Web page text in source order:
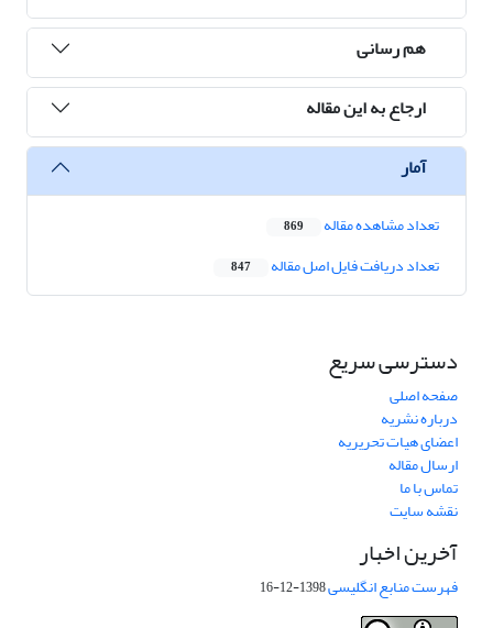
هم رسانی
ارجاع به این مقاله
آمار
تعداد مشاهده مقاله 869
تعداد دریافت فایل اصل مقاله 847
دسترسی سریع
صفحه اصلی
درباره نشریه
اعضای هیات تحریریه
ارسال مقاله
تماس با ما
نقشه سایت
آخرین اخبار
فهرست منابع انگلیسی1398-12-16